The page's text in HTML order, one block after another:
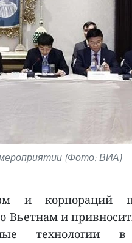
(Фото: ВИА)
и корпораций
Вьетнам и
технологии в